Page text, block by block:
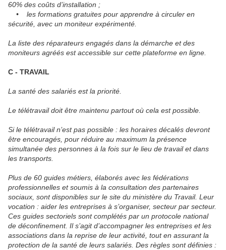
60% des coûts d’installation ;
• les formations gratuites pour apprendre à circuler en
sécurité, avec un moniteur expérimenté.
La liste des réparateurs engagés dans la démarche et des
moniteurs agréés est accessible sur cette plateforme en ligne.
C - TRAVAIL
La santé des salariés est la priorité.
Le télétravail doit être maintenu partout où cela est possible.
Si le télétravail n’est pas possible : les horaires décalés devront
être encouragés, pour réduire au maximum la présence
simultanée des personnes à la fois sur le lieu de travail et dans
les transports.
Plus de 60 guides métiers, élaborés avec les fédérations
professionnelles et soumis à la consultation des partenaires
sociaux, sont disponibles sur le site du ministère du Travail. Leur
vocation : aider les entreprises à s’organiser, secteur par secteur.
Ces guides sectoriels sont complétés par un protocole national
de déconfinement. Il s’agit d’accompagner les entreprises et les
associations dans la reprise de leur activité, tout en assurant la
protection de la santé de leurs salariés. Des règles sont définies :